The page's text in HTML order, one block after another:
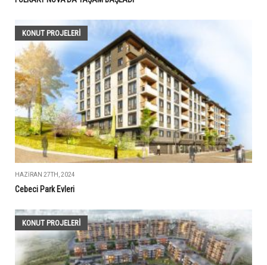
KONUT PROJELERI
HAZIRAN 27TH, 2024
Cebeci Park Evleri
KONUT PROJELERI